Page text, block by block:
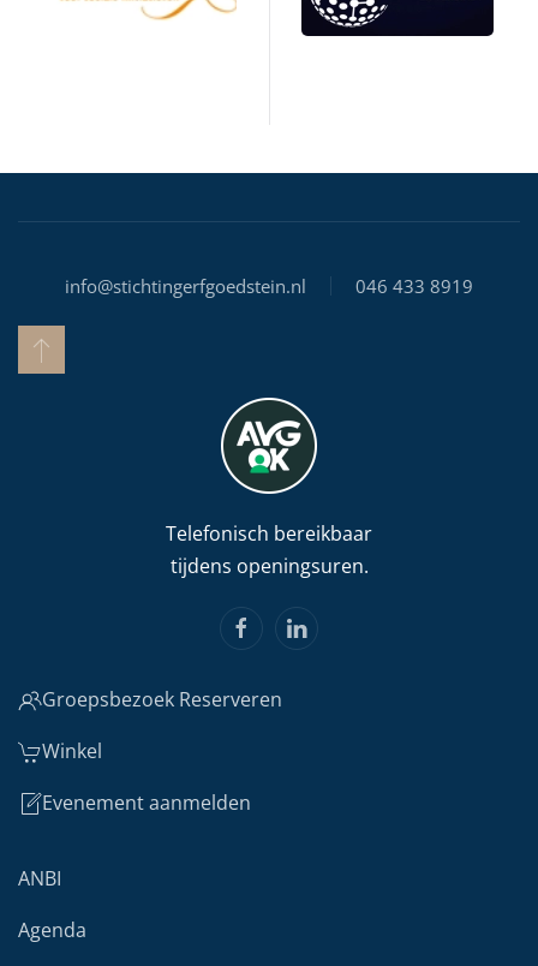
info@stichtingerfgoedstein.nl 046 433 8919
Telefonisch bereikbaar
tijdens openingsuren.
Groepsbezoek Reserveren
Winkel
Evenement aanmelden
ANBI
Agenda